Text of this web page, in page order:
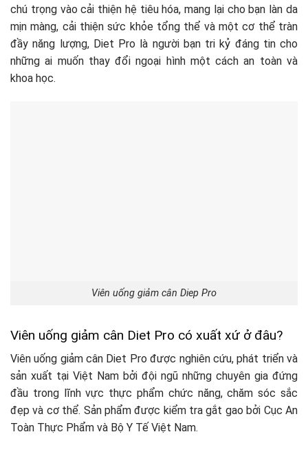
chú trọng vào cải thiện hệ tiêu hóa, mang lại cho bạn làn da
mịn màng, cải thiện sức khỏe tổng thể và một cơ thể tràn
đầy năng lượng, Diet Pro là người bạn tri kỷ đáng tin cho
những ai muốn thay đổi ngoại hình một cách an toàn và
khoa học.
Viên uống giảm cân Diep Pro
Viên uống giảm cân Diet Pro có xuất xứ ở đâu?
Viên uống giảm cân Diet Pro được nghiên cứu, phát triển và
sản xuất tại Việt Nam bởi đội ngũ những chuyên gia đứng
đầu trong lĩnh vực thực phẩm chức năng, chăm sóc sắc
đẹp và cơ thể. Sản phẩm được kiểm tra gắt gao bởi Cục An
Toàn Thực Phẩm và Bộ Y Tế Việt Nam.